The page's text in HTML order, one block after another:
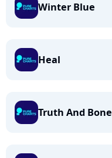
Winter Blue
Heal
Truth And Bone